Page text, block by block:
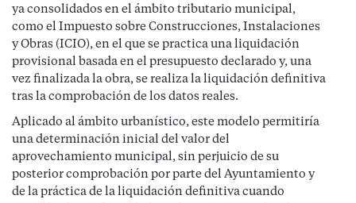
ya consolidados en el ámbito tributario municipal,
como el Impuesto sobre Construcciones, Instalaciones
y Obras (ICIO), en el que se practica una liquidación
provisional basada en el presupuesto declarado y, una
vez finalizada la obra, se realiza la liquidación definitiva
tras la comprobación de los datos reales.
Aplicado al ámbito urbanístico, este modelo permitiría
una determinación inicial del valor del
aprovechamiento municipal, sin perjuicio de su
posterior comprobación por parte del Ayuntamiento y
de la práctica de la liquidación definitiva cuando